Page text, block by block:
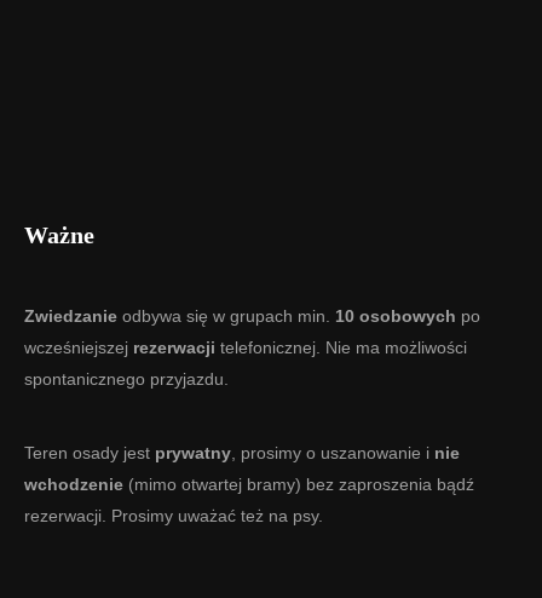
Ważne
Zwiedzanie odbywa się w grupach min. 10 osobowych po
wcześniejszej rezerwacji telefonicznej. Nie ma możliwości
spontanicznego przyjazdu.
Teren osady jest prywatny , prosimy o uszanowanie i nie
wchodzenie (mimo otwartej bramy) bez zaproszenia bądź
rezerwacji. Prosimy uważać też na psy.